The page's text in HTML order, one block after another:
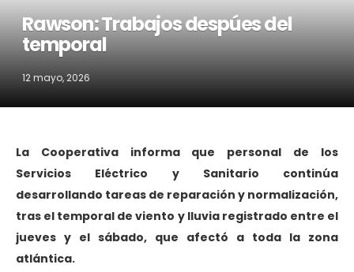
Rawson: Trabajos despúes del
temporal
12 mayo, 2026
La Cooperativa informa que personal de los
Servicios Eléctrico y Sanitario continúa
desarrollando tareas de reparación y normalización,
tras el temporal de viento y lluvia registrado entre el
jueves y el sábado, que afectó a toda la zona
atlántica.